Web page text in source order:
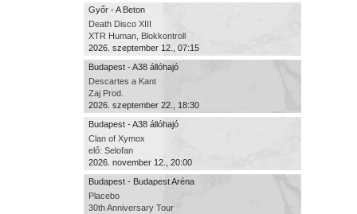
Győr - A Beton
Death Disco XIII
XTR Human, Blokkontroll
2026. szeptember 12., 07:15
Budapest - A38 állóhajó
Descartes a Kant
Zaj Prod.
2026. szeptember 22., 18:30
Budapest - A38 állóhajó
Clan of Xymox
elő: Selofan
2026. november 12., 20:00
Budapest - Budapest Aréna
Placebo
30th Anniversary Tour